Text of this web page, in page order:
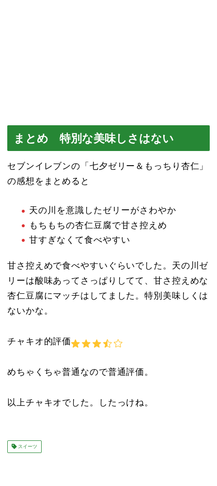
まとめ 特別な美味しさはない
セブンイレブンの「七夕ゼリー＆もっちり杏仁」
の感想をまとめると
天の川を意識したゼリーがさわやか
もちもちの杏仁豆腐で甘さ控えめ
甘すぎなくて食べやすい
甘さ控えめで食べやすいぐらいでした。天の川ゼ
リーは酸味あってさっぱりしてて、甘さ控えめな
杏仁豆腐にマッチはしてました。特別美味しくは
ないかな。
チャキオ的評価
めちゃくちゃ普通なので普通評価。
以上チャキオでした。したっけね。
スイーツ